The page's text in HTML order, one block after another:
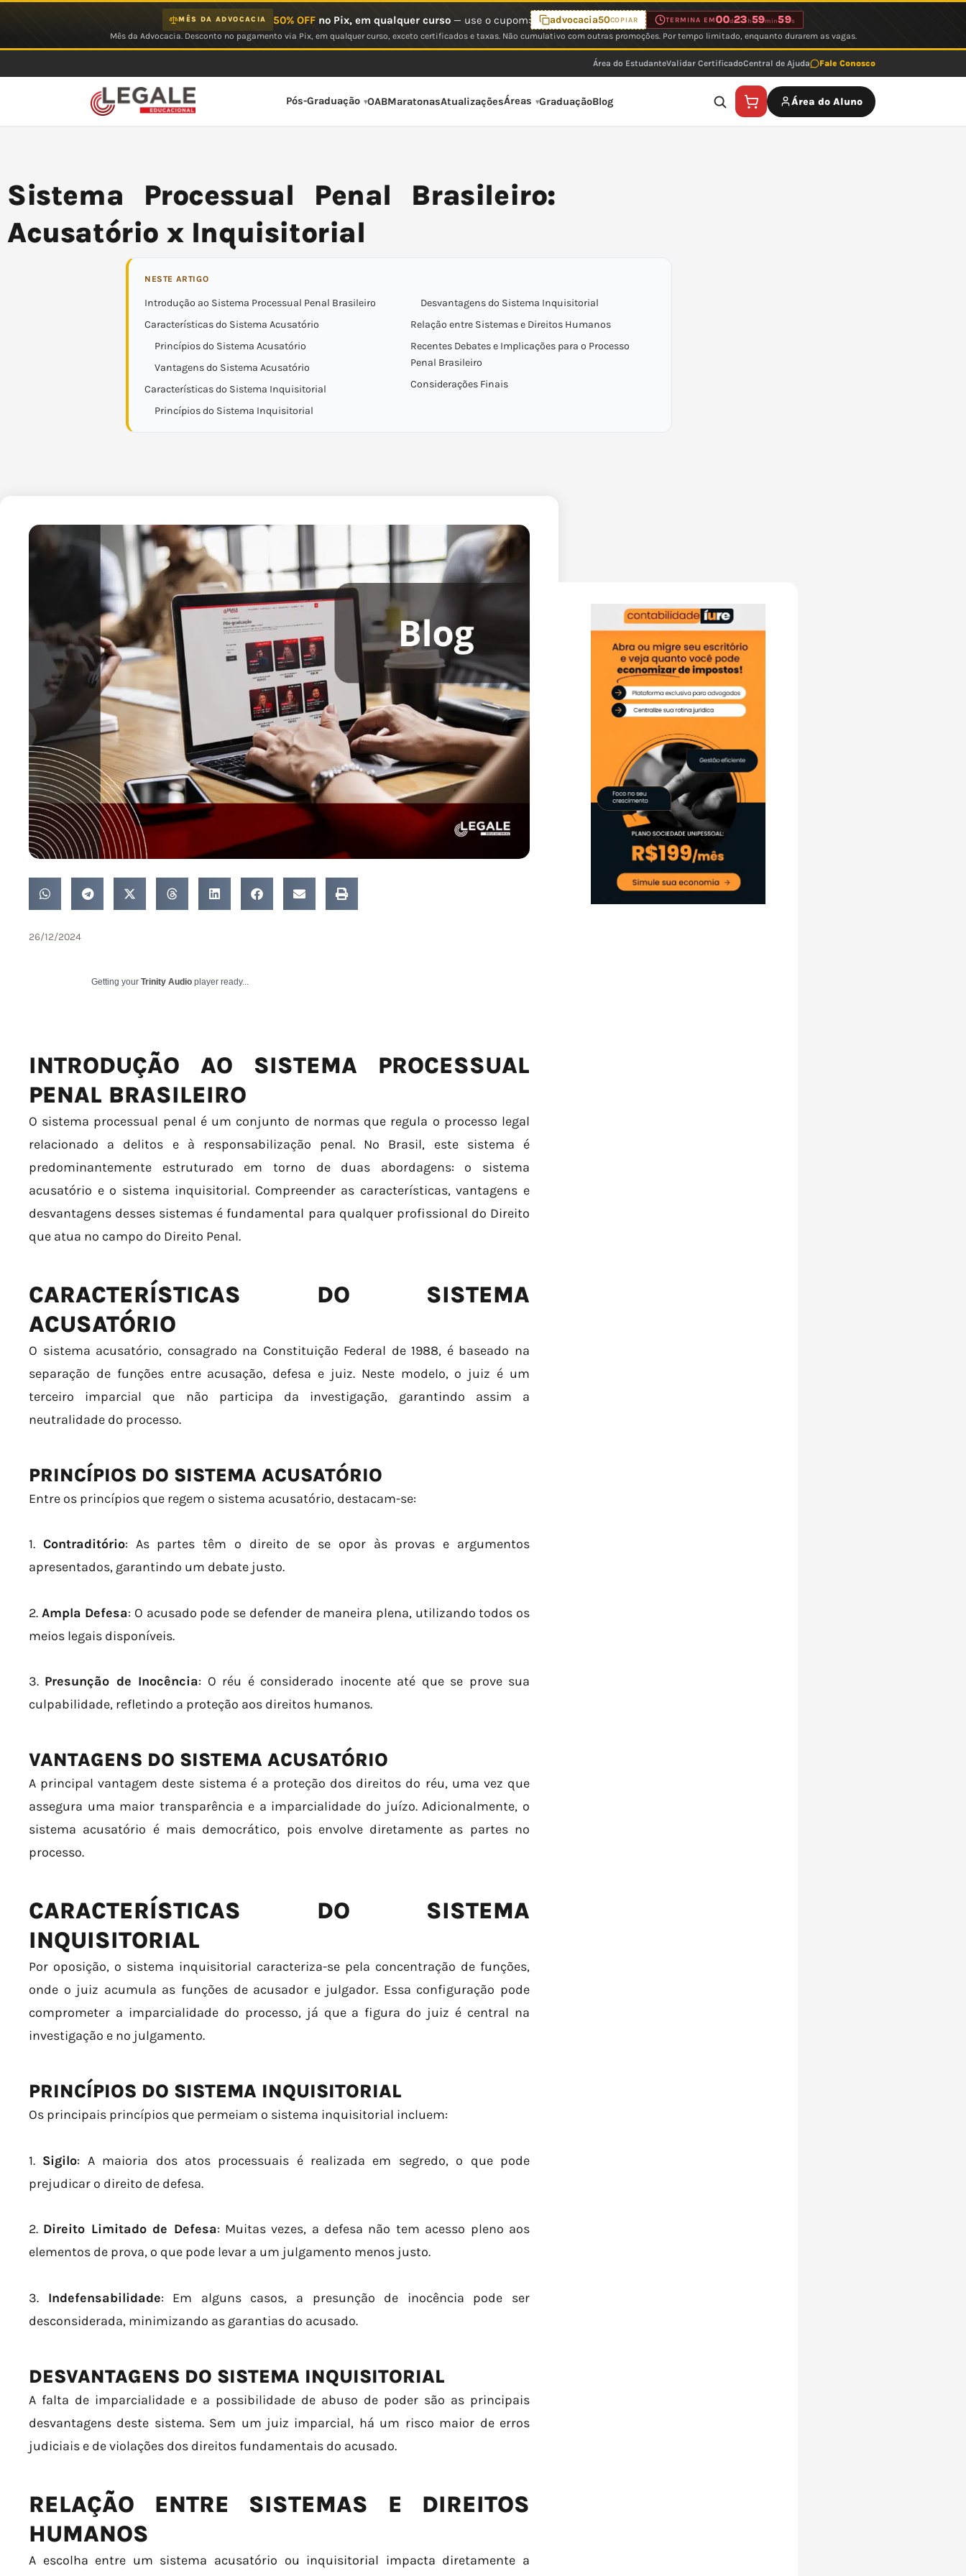
MÊS DA ADVOCACIA 50% OFFno Pix, em qualquer curso— use o cupom: advocacia50COPIAR TERMINA EM00d23 h59min59s
Mês da Advocacia. Desconto no pagamento via Pix, em qualquer curso, exceto certificados e taxas. Não cumulativo com outras promoções. Por tempo limitado, enquanto durarem as vagas.
Área do EstudanteValidar CertificadoCentral de Ajuda Fale Conosco
Pós-Graduação OABMaratonasAtualizaçõesÁreas GraduaçãoBlog Área do Aluno
Sistema Processual Penal Brasileiro:
Acusatório x Inquisitorial
NESTE ARTIGO
Introdução ao Sistema Processual Penal Brasileiro
Características do Sistema Acusatório
Princípios do Sistema Acusatório
Vantagens do Sistema Acusatório
Características do Sistema Inquisitorial
Princípios do Sistema Inquisitorial
Desvantagens do Sistema Inquisitorial
Relação entre Sistemas e Direitos Humanos
Recentes Debates e Implicações para o Processo
Penal Brasileiro
Considerações Finais
26/12/2024
Getting your Trinity Audio player ready...
INTRODUÇÃO AO SISTEMA PROCESSUAL
PENAL BRASILEIRO
O sistema processual penal é um conjunto de normas que regula o processo legal
relacionado a delitos e à responsabilização penal. No Brasil, este sistema é
predominantemente estruturado em torno de duas abordagens: o sistema
acusatório e o sistema inquisitorial. Compreender as características, vantagens e
desvantagens desses sistemas é fundamental para qualquer profissional do Direito
que atua no campo do Direito Penal.
CARACTERÍSTICAS DO SISTEMA
ACUSATÓRIO
O sistema acusatório, consagrado na Constituição Federal de 1988, é baseado na
separação de funções entre acusação, defesa e juiz. Neste modelo, o juiz é um
terceiro imparcial que não participa da investigação, garantindo assim a
neutralidade do processo.
PRINCÍPIOS DO SISTEMA ACUSATÓRIO
Entre os princípios que regem o sistema acusatório, destacam-se:
1. Contraditório: As partes têm o direito de se opor às provas e argumentos
apresentados, garantindo um debate justo.
2. Ampla Defesa: O acusado pode se defender de maneira plena, utilizando todos os
meios legais disponíveis.
3. Presunção de Inocência: O réu é considerado inocente até que se prove sua
culpabilidade, refletindo a proteção aos direitos humanos.
VANTAGENS DO SISTEMA ACUSATÓRIO
A principal vantagem deste sistema é a proteção dos direitos do réu, uma vez que
assegura uma maior transparência e a imparcialidade do juízo. Adicionalmente, o
sistema acusatório é mais democrático, pois envolve diretamente as partes no
processo.
CARACTERÍSTICAS DO SISTEMA
INQUISITORIAL
Por oposição, o sistema inquisitorial caracteriza-se pela concentração de funções,
onde o juiz acumula as funções de acusador e julgador. Essa configuração pode
comprometer a imparcialidade do processo, já que a figura do juiz é central na
investigação e no julgamento.
PRINCÍPIOS DO SISTEMA INQUISITORIAL
Os principais princípios que permeiam o sistema inquisitorial incluem:
1. Sigilo: A maioria dos atos processuais é realizada em segredo, o que pode
prejudicar o direito de defesa.
2. Direito Limitado de Defesa: Muitas vezes, a defesa não tem acesso pleno aos
elementos de prova, o que pode levar a um julgamento menos justo.
3. Indefensabilidade: Em alguns casos, a presunção de inocência pode ser
desconsiderada, minimizando as garantias do acusado.
DESVANTAGENS DO SISTEMA INQUISITORIAL
A falta de imparcialidade e a possibilidade de abuso de poder são as principais
desvantagens deste sistema. Sem um juiz imparcial, há um risco maior de erros
judiciais e de violações dos direitos fundamentais do acusado.
RELAÇÃO ENTRE SISTEMAS E DIREITOS
HUMANOS
A escolha entre um sistema acusatório ou inquisitorial impacta diretamente a